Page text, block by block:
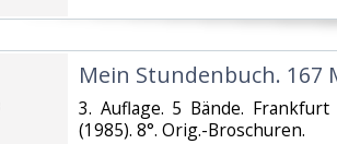
‎Mein Stundenbuch. 167
‎3. Auflage. 5 Bände.
(1985). 8°. Orig.-Broschuren.‎